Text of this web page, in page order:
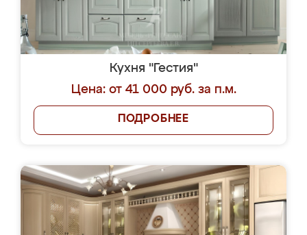
Кухня "Гестия"
Цена: от 41 000 руб. за п.м.
ПОДРОБНЕЕ